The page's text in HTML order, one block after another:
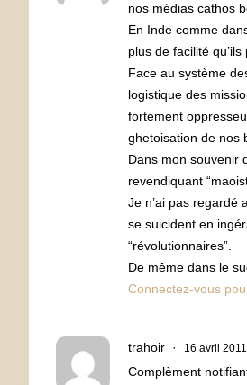
nos médias cathos
En Inde comme
plus de facilité
Face au système
logistique des
fortement
ghetoisation de nos
Dans mon souvenir
revendiquant
Je n’ai pas regardé
se suicident en
“révolutionnaires”.
De même dans le
Connectez-vous
trahoir 16 avril
Complèment